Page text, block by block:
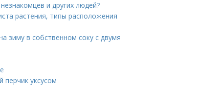
и других людей?
растения, типы расположения
зиму в собственном соку с двумя
перчик уксусом